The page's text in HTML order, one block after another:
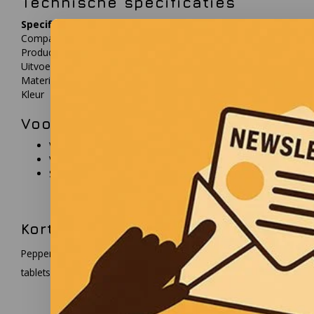
Specificatie
Compatibiliteit
Producttype
Uitvoering
Materiaal
Kleur
Voordelen
Verstelbare pasvorm voor verschillende gebruikers
Verbetert grip en controle tijdens gebruik
Specifiek ontwikkeld voor Tab-IND tablets
Korte omschrijving fabrikant
Pepperl+Fuchs ontwikkelt industriële
tablets en bijbehorende accessoires voor industriële toepassingen.